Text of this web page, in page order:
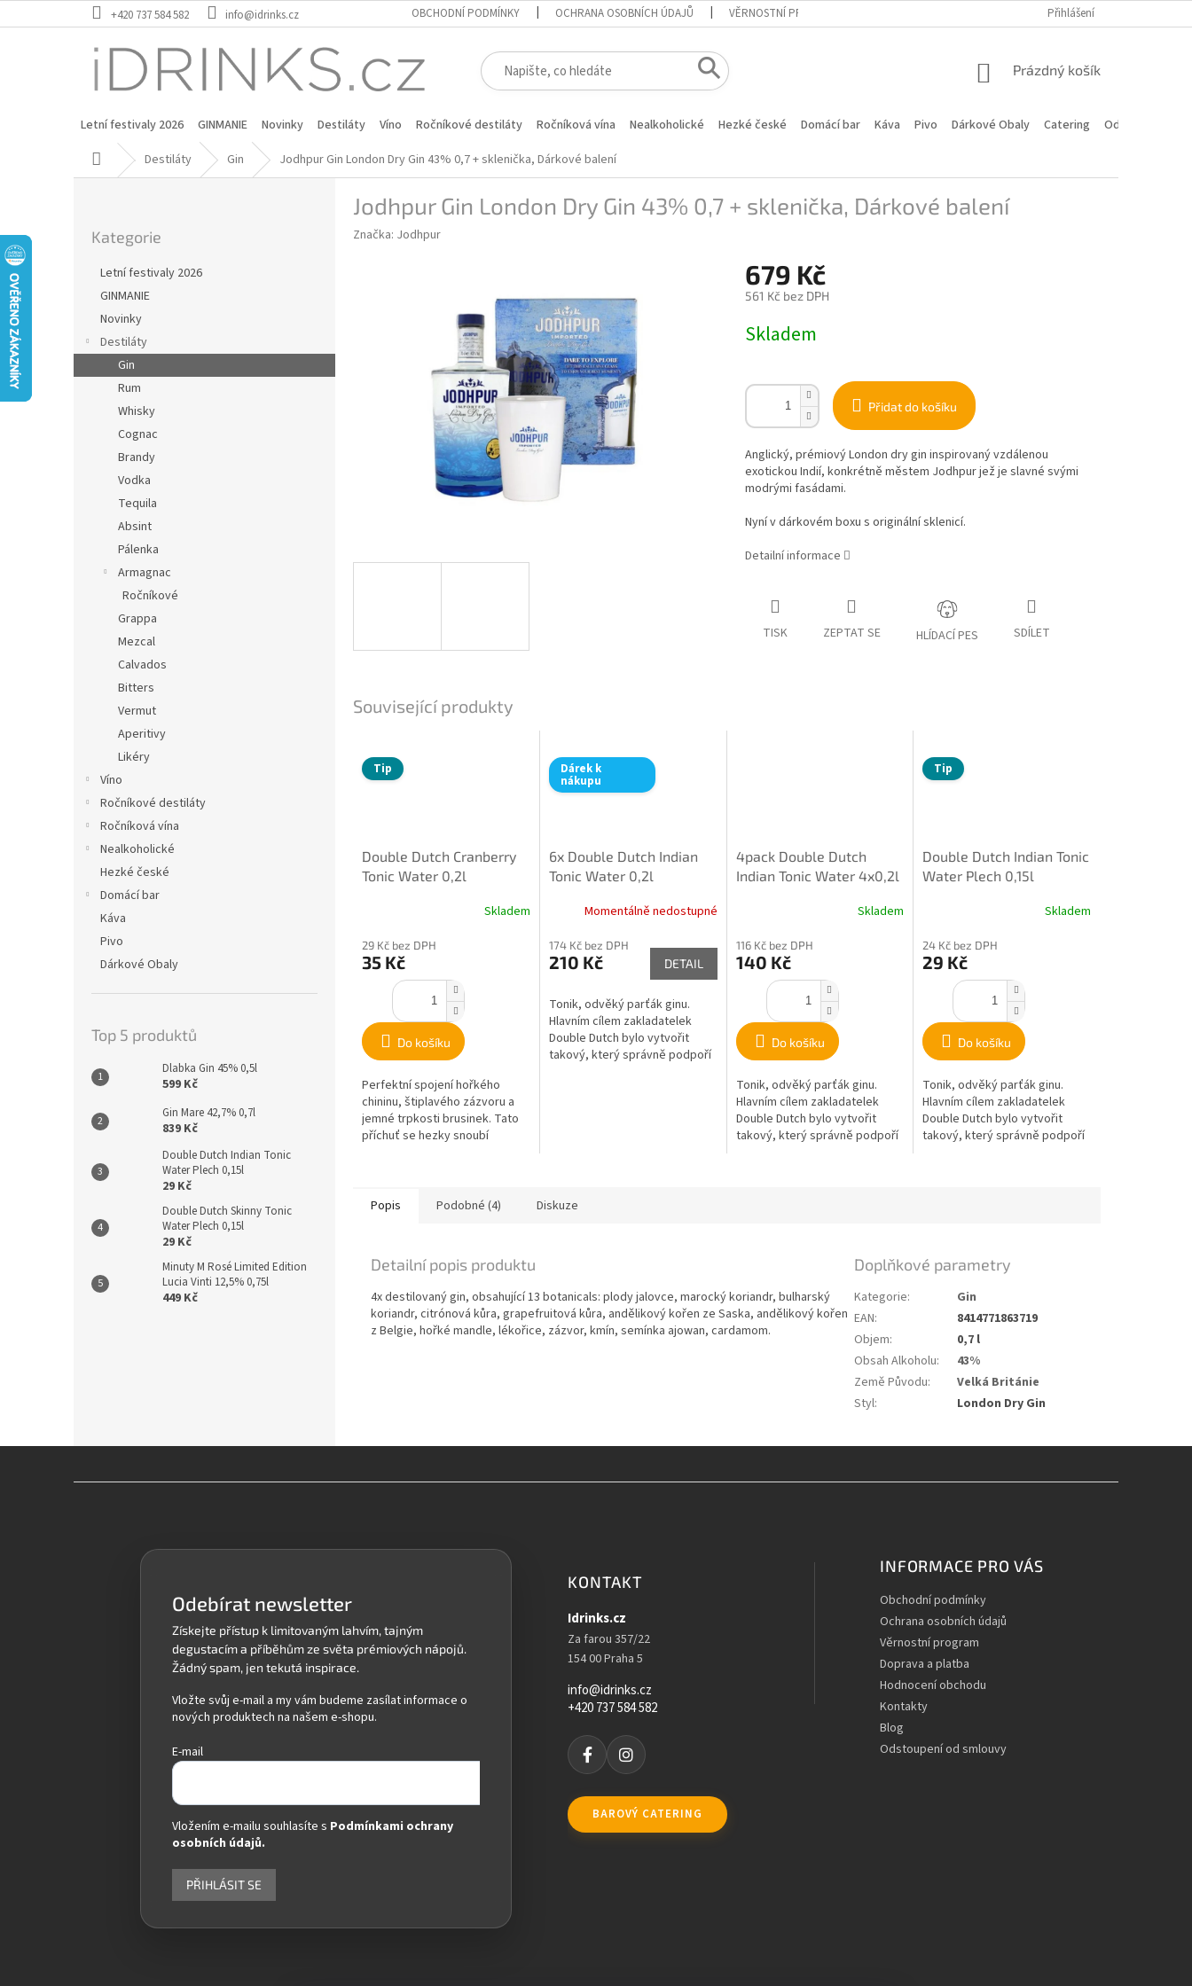
na
+420 737 584 582 info@idrinks.cz OBCHODNÍ PODMÍNKY OCHRANA OSOBNÍCH ÚDAJŮ VĚRNOSTNÍ PROGRAM HODNOCENÍ OBCHODU
Přihlášení
NÁKUPNÍ
Prázdný košík
Letní festivaly 2026 GINMANIE Novinky Destiláty Víno Ročníkové destiláty Ročníková vína Nealkoholické Hezké české Domácí bar Káva Pivo Dárkové Obaly Catering
Odstoupení od
Domů Destiláty Gin Jodhpur Gin London Dry Gin 43% 0,7 + sklenička, Dárkové balení
a
kategorie
Kategorie
Letní festivaly 2026
GINMANIE
Novinky
Destiláty
Gin
Rum
Whisky
Cognac
Brandy
Vodka
Tequila
Absint
Pálenka
Armagnac
Ročníkové
Grappa
Mezcal
Calvados
Bitters
Vermut
Aperitivy
Likéry
Víno
Ročníkové destiláty
Ročníková vína
Nealkoholické
Hezké české
Domácí bar
Káva
Pivo
Dárkové Obaly
Top 5 produktů
Dlabka Gin 45% 0,5l
599 Kč
Gin Mare 42,7% 0,7l
839 Kč
Double Dutch Indian Tonic
Water Plech 0,15l
29 Kč
Double Dutch Skinny Tonic
Water Plech 0,15l
29 Kč
Minuty M Rosé Limited Edition
Lucia Vinti 12,5% 0,75l
449 Kč
Jodhpur Gin London Dry Gin 43% 0,7 + sklenička, Dárkové balení
Značka: Jodhpur
679 Kč
561 Kč bez DPH
cena:
Skladem
Přidat do košíku
Anglický, prémiový London dry gin inspirovaný vzdálenou
exotickou Indií, konkrétně městem Jodhpur jež je slavné svými
modrými fasádami.
Nyní v dárkovém boxu s originální sklenicí.
Detailní informace
TISK ZEPTAT SE HLÍDACÍ PES SDÍLET
Související produkty
Tip
Double Dutch Cranberry
Tonic Water 0,2l
Skladem
29 Kč bez DPH
35 Kč
Do košíku
Perfektní spojení hořkého
chininu, štiplavého zázvoru a
jemné trpkosti brusinek. Tato
příchuť se hezky snoubí
Dárek k
nákupu
6x Double Dutch Indian
Tonic Water 0,2l
Momentálně nedostupné
174 Kč bez DPH
210 Kč DETAIL
Tonik, odvěký parťák ginu.
Hlavním cílem zakladatelek
Double Dutch bylo vytvořit
takový, který správně podpoří
4pack Double Dutch
Indian Tonic Water 4x0,2l
Skladem
116 Kč bez DPH
140 Kč
Do košíku
Tonik, odvěký parťák ginu.
Hlavním cílem zakladatelek
Double Dutch bylo vytvořit
takový, který správně podpoří
Tip
Double Dutch Indian Tonic
Water Plech 0,15l
Skladem
24 Kč bez DPH
29 Kč
Do košíku
Tonik, odvěký parťák ginu.
Hlavním cílem zakladatelek
Double Dutch bylo vytvořit
takový, který správně podpoří
Popis Podobné (4) Diskuze
Detailní popis produktu
4x destilovaný gin, obsahující 13 botanicals: plody jalovce, marocký koriandr, bulharský
koriandr, citrónová kůra, grapefruitová kůra, andělikový kořen ze Saska, andělikový kořen
z Belgie, hořké mandle, lékořice, zázvor, kmín, semínka ajowan, cardamom.
Doplňkové parametry
Kategorie:
Gin
EAN:
8414771863719
Objem:
0,7 l
Obsah Alkoholu:
43%
Země Původu:
Velká Británie
Styl: London Dry Gin
Odebírat newsletter
Vložte svůj e-mail a my vám budeme zasílat informace o
nových produktech na našem e-shopu.
E-mail
Vložením e-mailu souhlasíte s Podmínkami ochrany
osobních údajů.
PŘIHLÁSIT SE
KONTAKT
Idrinks.cz
Za farou 357/22
154 00 Praha 5
info@idrinks.cz
+420 737 584 582
BAROVÝ CATERING
INFORMACE PRO VÁS
Obchodní podmínky
Ochrana osobních údajů
Věrnostní program
Doprava a platba
Hodnocení obchodu
Kontakty
Blog
Odstoupení od smlouvy